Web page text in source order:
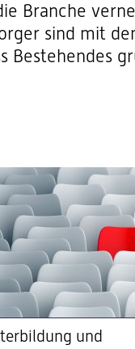
Branche
sind mit
Bestehendes
und